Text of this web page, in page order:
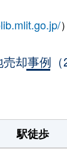
却事例（
駅徒歩